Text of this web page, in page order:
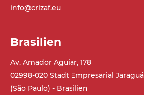
info@crizaf.eu
Brasilien
Av. Amador Aguiar, 178
02998-020 Stadt Empresarial Jaraguá
(São Paulo) - Brasilien